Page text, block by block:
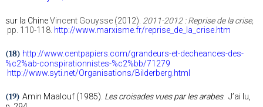
sur la ChineVincent Gouysse (2012). 2011-2012 : Reprise de la crise,
pp. 110-118. http://www.marxisme.fr/reprise_de_la_crise.htm
(18) http://www.centpapiers.com/grandeurs-et-decheances-des-
%c2%ab-conspirationnistes-%c2%bb/71279
http://www.syti.net/Organisations/Bilderberg.html
(19) Amin Maalouf (1985). Les croisades vues par les arabes. J’ai lu,